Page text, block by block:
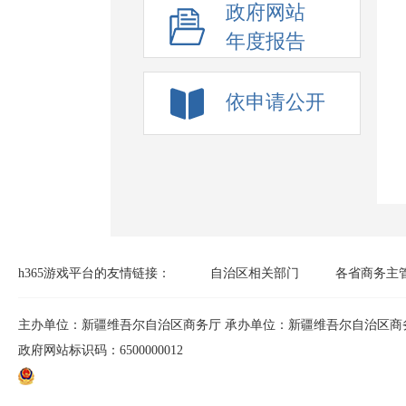
政府网站
年度报告
依申请公开
h365游戏平台的友情链接： 自治区相关部门 各省商务主
h365官方网站-
主办单位：新疆维吾尔自治区商务厅 承办单位：新疆维吾尔自治区商
政府网站标识码：6500000012